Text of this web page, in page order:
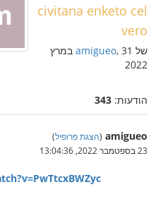
civitana enketo cel
vero
של amigueo , 31 במרץ
2022
הודעות: 343
amigueo
(הצגת פרופיל)
23 בספטמבר 2022, 13:04:36